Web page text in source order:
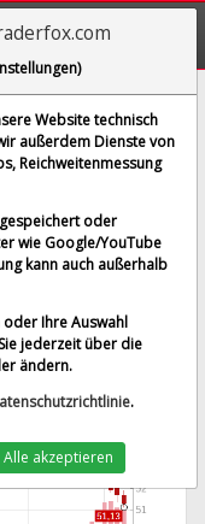
%
06:59 Uhr
Website technisch
außerdem Dienste von
Reichweitenmessung
oder
wie Google/YouTube
kann auch außerhalb
Ihre Auswahl
jederzeit über die
ändern.
.
Alle akzeptieren